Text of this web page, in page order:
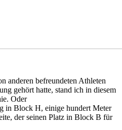
anderen befreundeten Athleten
gehört hatte, stand ich in diesem
Oder
in Block H, einige hundert Meter
der seinen Platz in Block B für